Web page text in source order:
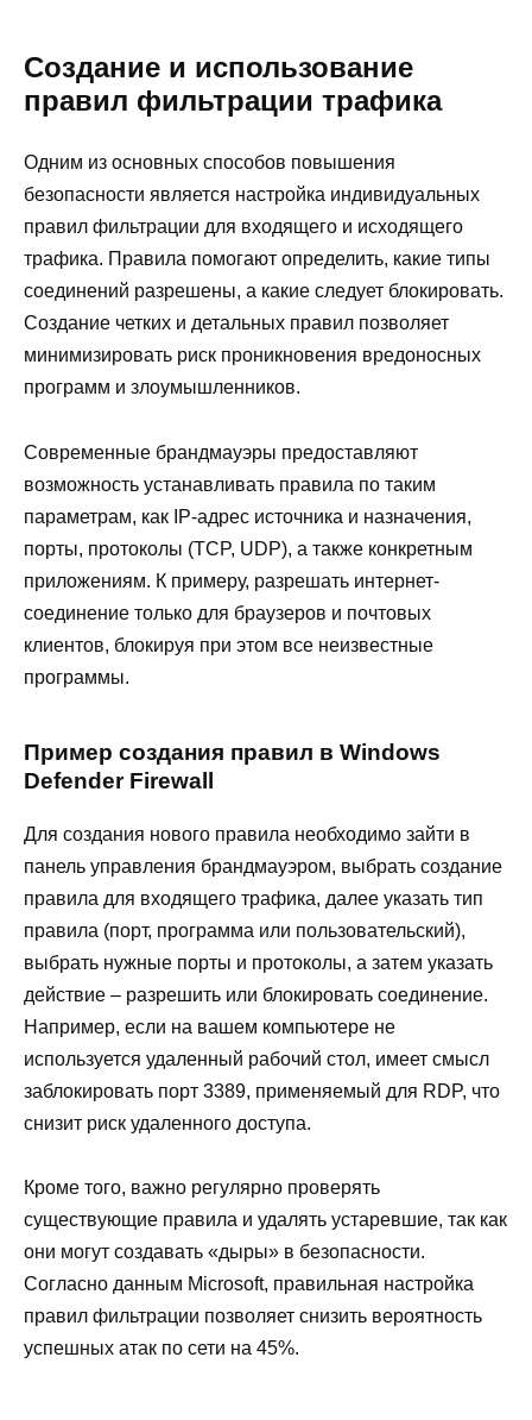
Создание и использование
правил фильтрации трафика
Одним из основных способов повышения
безопасности является настройка индивидуальных
правил фильтрации для входящего и исходящего
трафика. Правила помогают определить, какие типы
соединений разрешены, а какие следует блокировать.
Создание четких и детальных правил позволяет
минимизировать риск проникновения вредоносных
программ и злоумышленников.
Современные брандмауэры предоставляют
возможность устанавливать правила по таким
параметрам, как IP-адрес источника и назначения,
порты, протоколы (TCP, UDP), а также конкретным
приложениям. К примеру, разрешать интернет-
соединение только для браузеров и почтовых
клиентов, блокируя при этом все неизвестные
программы.
Пример создания правил в Windows
Defender Firewall
Для создания нового правила необходимо зайти в
панель управления брандмауэром, выбрать создание
правила для входящего трафика, далее указать тип
правила (порт, программа или пользовательский),
выбрать нужные порты и протоколы, а затем указать
действие – разрешить или блокировать соединение.
Например, если на вашем компьютере не
используется удаленный рабочий стол, имеет смысл
заблокировать порт 3389, применяемый для RDP, что
снизит риск удаленного доступа.
Кроме того, важно регулярно проверять
существующие правила и удалять устаревшие, так как
они могут создавать «дыры» в безопасности.
Согласно данным Microsoft, правильная настройка
правил фильтрации позволяет снизить вероятность
успешных атак по сети на 45%.